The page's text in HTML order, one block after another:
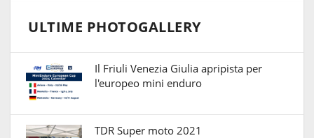
ULTIME PHOTOGALLERY
Il Friuli Venezia Giulia apripista per
l'europeo mini enduro
TDR Super moto 2021